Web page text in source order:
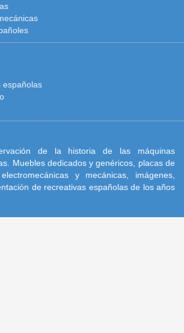
españolas
de la historia de las máquinas
Muebles dedicados y genéricos, placas de
y mecánicas, imágenes,
de recreativas españolas de los años